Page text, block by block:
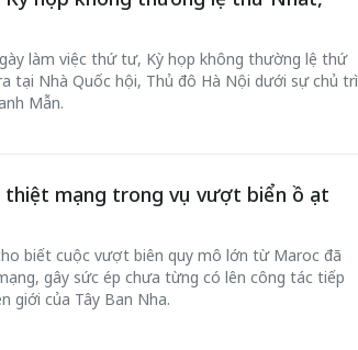
làm việc thứ tư, Kỳ họp không thường lệ thứ
tại Nhà Quốc hội, Thủ đô Hà Nội dưới sự chủ trì
Mẫn.
thiệt mạng trong vụ vượt biển ồ ạt
biết cuộc vượt biên quy mô lớn từ Maroc đã
gây sức ép chưa từng có lên công tác tiếp
giới của Tây Ban Nha.